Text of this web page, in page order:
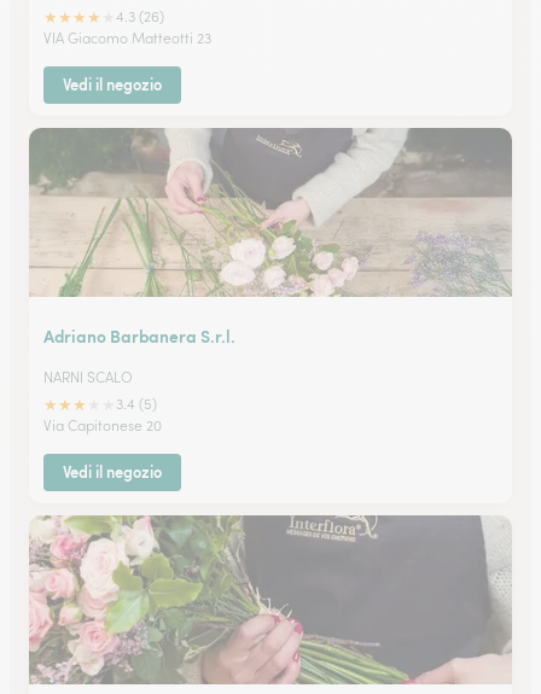
★★★★
4.3 (26)
VIA Giacomo Matteotti 23
Vedi il negozio
Adriano Barbanera S.r.l.
NARNI SCALO
★★★
3.4 (5)
Via Capitonese 20
Vedi il negozio